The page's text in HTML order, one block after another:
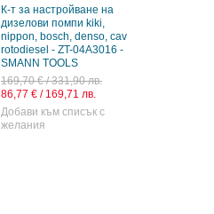
К-т за настройване на
дизелови помпи kiki,
nippon, bosch, denso, cav
rotodiesel - ZT-04A3016 -
SMANN TOOLS
169,70 € / 331,90 лв.
86,77 € / 169,71 лв.
Добави към списък с
желания